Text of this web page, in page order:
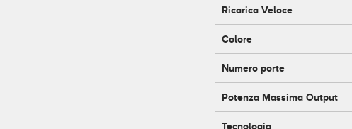
Ricarica Veloce
Colore
Numero porte
Potenza Massima Output
Tecnologia